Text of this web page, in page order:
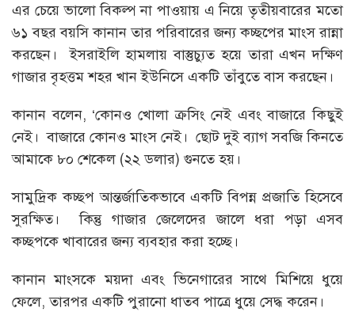
এর চেয়ে ভালো বিকল্প না পাওয়ায় এ নিয়ে তৃতীয়বারের মতো
৬১ বছর বয়সি কানান তার পরিবারের জন্য কচ্ছপের মাংস রান্না
করছেন। ইসরাইলি হামলায় বাস্তুচ্যুত হয়ে তারা এখন দক্ষিণ
গাজার বৃহত্তম শহর খান ইউনিসে একটি তাঁবুতে বাস করছেন।
কানান বলেন, ‘কোনও খোলা ক্রসিং নেই এবং বাজারে কিছুই
নেই। বাজারে কোনও মাংস নেই। ছোট দুই ব্যাগ সবজি কিনতে
আমাকে ৮০ শেকেল (২২ ডলার) গুনতে হয়।
সামুদ্রিক কচ্ছপ আন্তর্জাতিকভাবে একটি বিপন্ন প্রজাতি হিসেবে
সুরক্ষিত। কিন্তু গাজার জেলেদের জালে ধরা পড়া এসব
কচ্ছপকে খাবারের জন্য ব্যবহার করা হচ্ছে।
কানান মাংসকে ময়দা এবং ভিনেগারের সাথে মিশিয়ে ধুয়ে
ফেলে, তারপর একটি পুরানো ধাতব পাত্রে ধুয়ে সেদ্ধ করেন।